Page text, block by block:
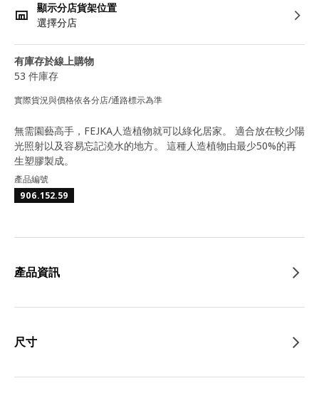
顯示分店貨架位置
選擇分店
有庫存於線上購物
53 件庫存
實際貨況與價格依各分店/通路標示為準
無需園藝高手，FEJKA人造植物就可以綠化居家。 適合放在較少陽
光照射以及容易忘記澆水的地方。 這種人造植物由最少50%的再
生塑膠製成。
產品編號
906.152.59
產品資訊
尺寸